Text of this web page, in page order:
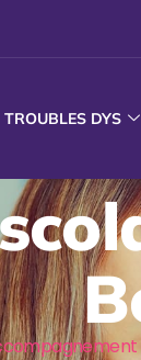
TROUBLES DYS